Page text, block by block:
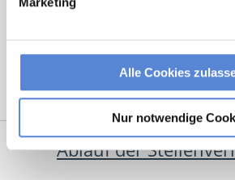
Alle Cookies
Nur notwendige
Stellenanfrage
Ablauf der